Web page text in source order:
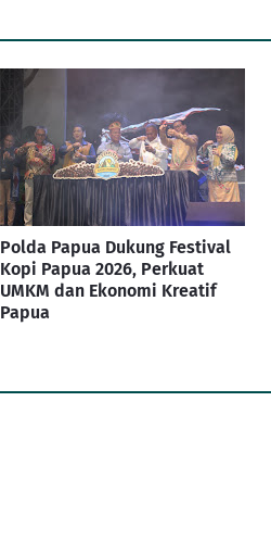
Polda Papua Dukung Festival
Kopi Papua 2026, Perkuat
UMKM dan Ekonomi Kreatif
Papua